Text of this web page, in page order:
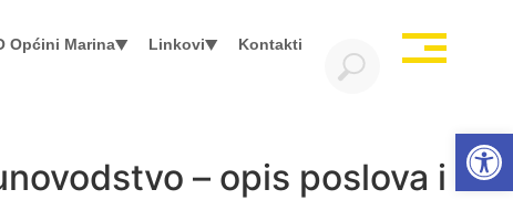
Općini Marina Linkovi Kontakti
– opis poslova i